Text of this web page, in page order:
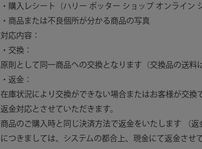
・購入レシート（ハリー ポッター ショップ オンライン
・商品または不良個所が分かる商品の写真
対応内容：
・交換：
原則として同一商品への交換となります（交換品の送料
・返金：
在庫状況により交換ができない場合またはお客様が交
返金対応とさせていただきます。
商品のご購入時と同じ決済方法で返金をいたします （
につきましては、システムの都合上、現金にて返金させ